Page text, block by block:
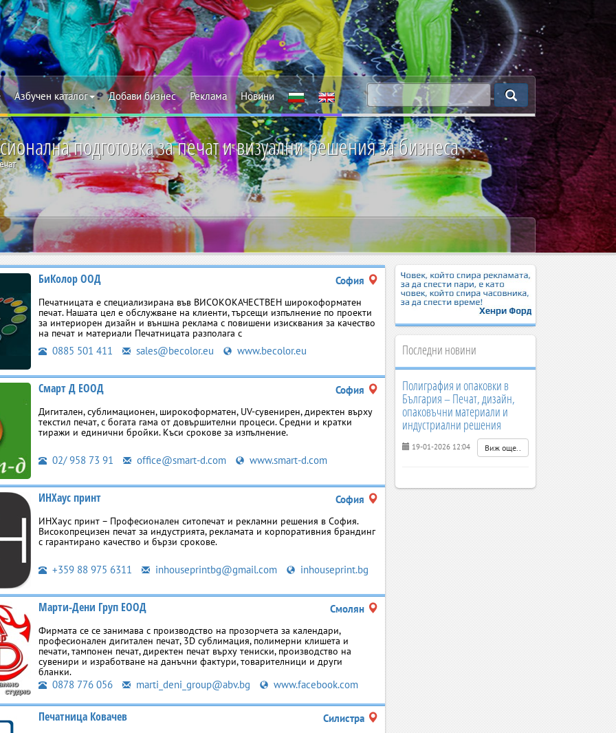
Азбучен каталог Добави бизнес Реклама Новини
подготовка за печат и визуални решения за бизнеса
БиКолор ООД София
Печатницата е спeциализирана във ВИСОКОКАЧЕСТВЕН широкоформатен
печат. Нашата цел е обслужване на клиенти, търсещи изпълнение по проекти
за интериорен дизайн и външна реклама с повишени изисквания за качество
на печат и материали Печатницата разполага с
0885 501 411 sales@becolor.eu www.becolor.eu
Смарт Д ЕООД София
Дигитален, сублимационен, широкоформатен, UV-сувенирен, директен върху
текстил печат, с богата гама от довършителни процеси. Средни и кратки
тиражи и единични бройки. Къси срокове за изпълнение.
02/ 958 73 91 office@smart-d.com www.smart-d.com
ИНХаус принт София
ИНХаус принт – Професионален ситопечат и рекламни решения в София.
Високопрецизен печат за индустрията, рекламата и корпоративния брандинг
с гарантирано качество и бързи срокове.
+359 88 975 6311 inhouseprintbg@gmail.com inhouseprint.bg
Марти-Дени Груп ЕООД Смолян
Фирмата се се занимава с производство на прозорчета за календари,
професионален дигитален печат, 3D сублимация, полимерни клишета и
печати, тампонен печат, директен печат върху тениски, производство на
сувенири и изработване на данъчни фактури, товарителници и други
бланки.
0878 776 056 marti_deni_group@abv.bg www.facebook.com
Печатница Ковачев Силистра
Последни новини
Полиграфия и опаковки в
България – Печат, дизайн,
опаковъчни материали и
индустриални решения
19-01-2026 12:04 Виж още..